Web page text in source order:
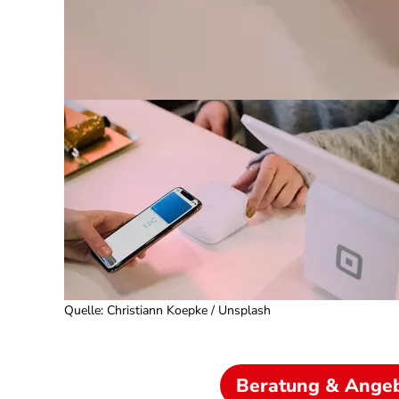
Quelle: Christiann Koepke / Unsplash
Beratung &